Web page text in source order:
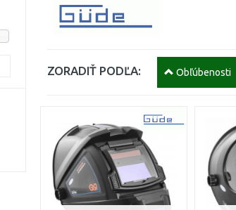
ZORADIŤ PODĽA: Obľúbenosti